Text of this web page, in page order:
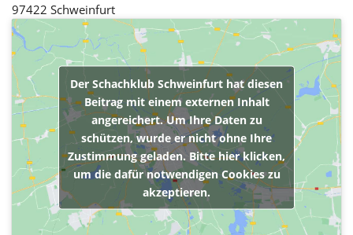
97422 Schweinfurt
Der Schachklub Schweinfurt hat diesen
Beitrag mit einem externen Inhalt
angereichert. Um Ihre Daten zu
schützen, wurde er nicht ohne Ihre
Zustimmung geladen. Bitte hier klicken,
um die dafür notwendigen Cookies zu
akzeptieren.